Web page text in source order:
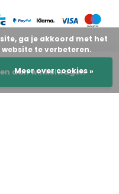
aan winkelwagen
ga je akkoord met het
te verbeteren.
Meer over cookies »